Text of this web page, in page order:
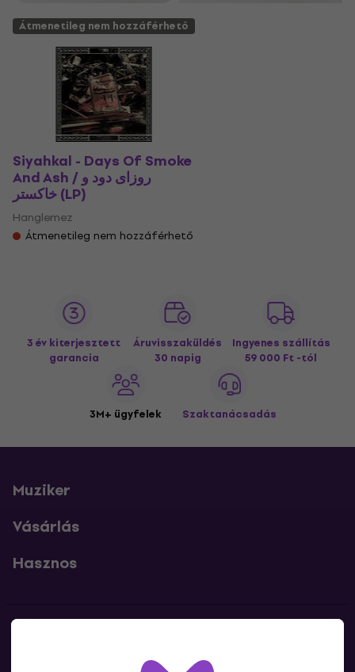
Átmenetileg nem hozzáférhető
Siyahkal - Days Of Smoke
And Ash / روزای دود و
خاکستر (LP)
Hanglemez
Átmenetileg nem hozzáférhető
3 év kiterjesztett
garancia
Áruvisszaküldés
30 napig
Ingyenes szállítás
59 000 Ft -tól
3M+ ügyfelek Szaktanácsadás
Muziker
Vásárlás
Hasznos